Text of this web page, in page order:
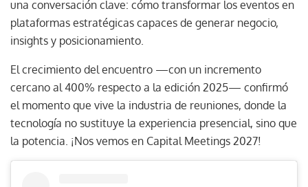
una conversación clave: cómo transformar los eventos en
plataformas estratégicas capaces de generar negocio,
insights y posicionamiento.
El crecimiento del encuentro —con un incremento
cercano al 400% respecto a la edición 2025— confirmó
el momento que vive la industria de reuniones, donde la
tecnología no sustituye la experiencia presencial, sino que
la potencia. ¡Nos vemos en Capital Meetings 2027!